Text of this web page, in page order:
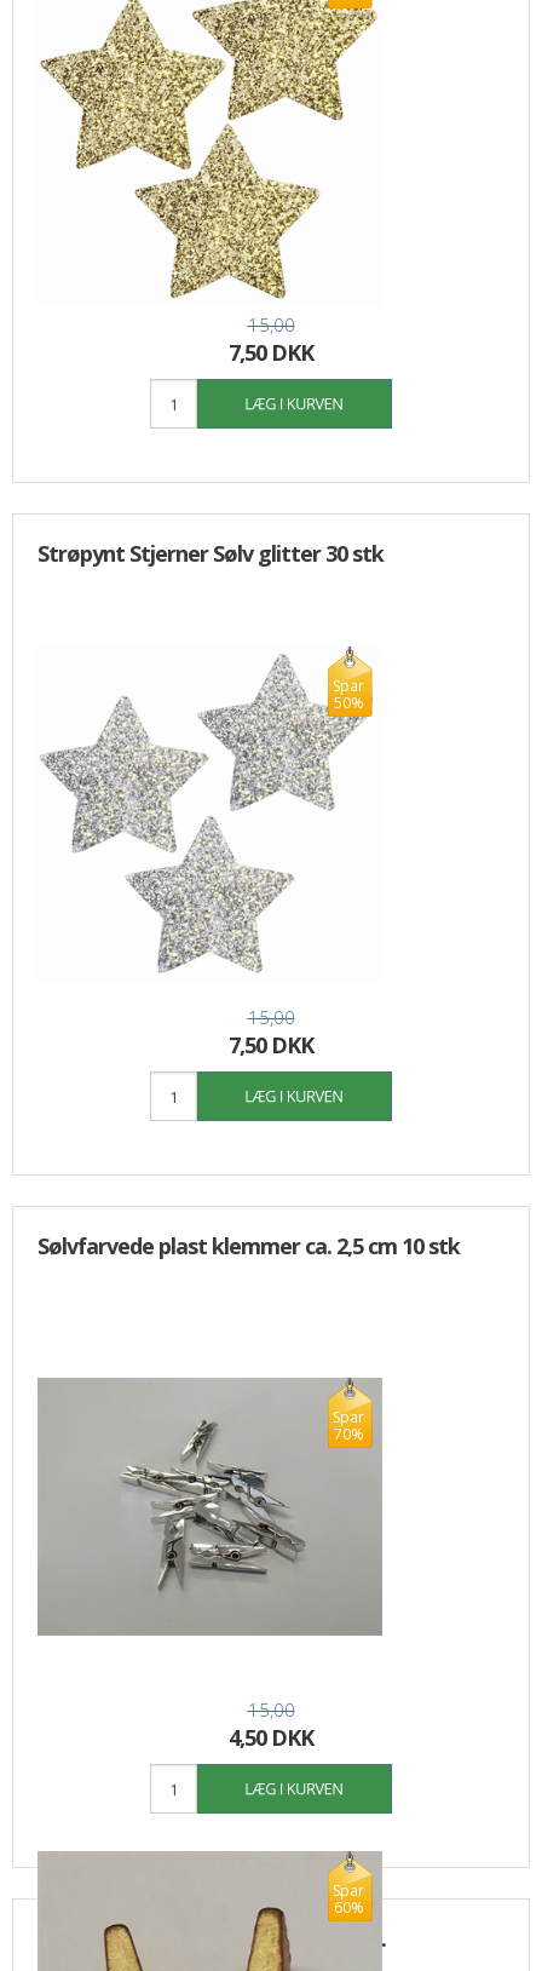
15,00
7,50 DKK
Strøpynt Stjerner Sølv glitter 30 stk
Spar
50%
15,00
7,50 DKK
Sølvfarvede plast klemmer ca. 2,5 cm 10 stk
Spar
70%
15,00
4,50 DKK
Træklemme guld 3,5 x 0,7 cm 10 stk.
Spar
60%